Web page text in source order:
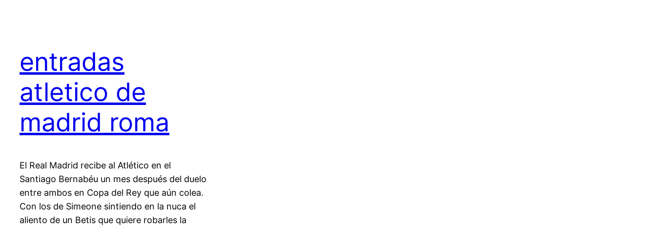
entradas
atletico de
madrid roma
El Real Madrid recibe al Atlético en el
Santiago Bernabéu un mes después del duelo
entre ambos en Copa del Rey que aún colea.
Con los de Simeone sintiendo en la nuca el
aliento de un Betis que quiere robarles la